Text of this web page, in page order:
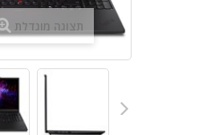
תצוגה מוגדלת